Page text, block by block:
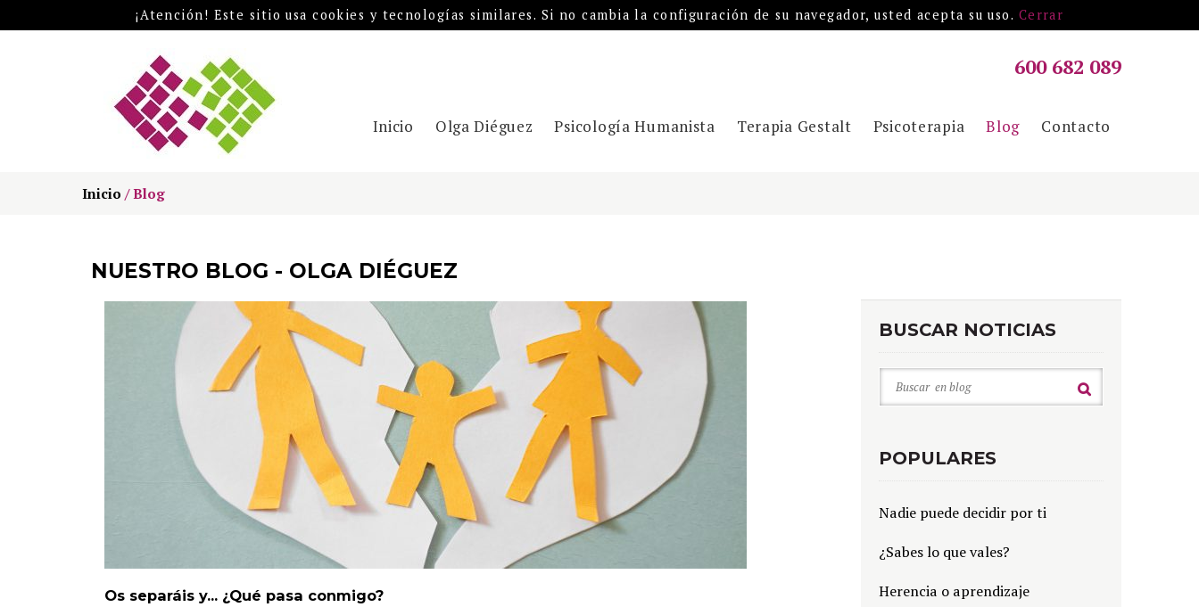
¡Atención! Este sitio usa cookies y tecnologías similares. Si no cambia la configuración de su navegador, usted acepta su uso. Cerrar
600 682 089
Inicio Olga Diéguez Psicología Humanista Terapia Gestalt Psicoterapia Blog Contacto
Inicio /Blog
NUESTRO BLOG - OLGA DIÉGUEZ
Os separáis y... ¿Qué pasa conmigo?
BUSCAR NOTICIAS
POPULARES
Nadie puede decidir por ti
¿Sabes lo que vales?
Herencia o aprendizaje